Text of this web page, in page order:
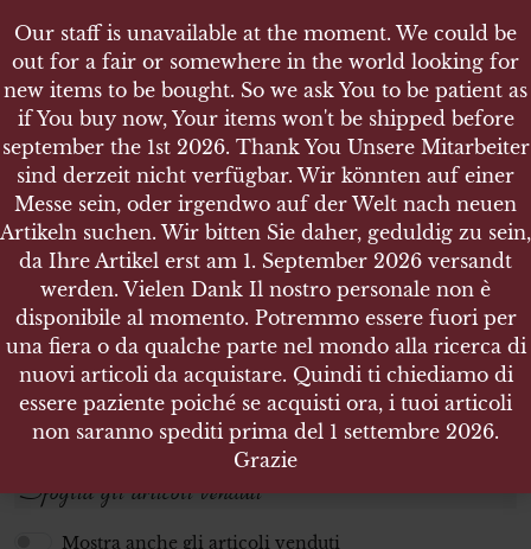
NEGOZIO GIOCATTOLI
Cerca prodotti
Cerca:
CERCA
Sfoglia gli articoli venduti
Mostra anche gli articoli venduti
Our staff is unavailable at the moment. We could be
out for a fair or somewhere in the world looking for
new items to be bought. So we ask You to be patient as
if You buy now, Your items won't be shipped before
september the 1st 2026. Thank You Unsere Mitarbeiter
sind derzeit nicht verfügbar. Wir könnten auf einer
Messe sein, oder irgendwo auf der Welt nach neuen
Artikeln suchen. Wir bitten Sie daher, geduldig zu sein,
da Ihre Artikel erst am 1. September 2026 versandt
werden. Vielen Dank Il nostro personale non è
disponibile al momento. Potremmo essere fuori per
una fiera o da qualche parte nel mondo alla ricerca di
nuovi articoli da acquistare. Quindi ti chiediamo di
essere paziente poiché se acquisti ora, i tuoi articoli
non saranno spediti prima del 1 settembre 2026.
Grazie